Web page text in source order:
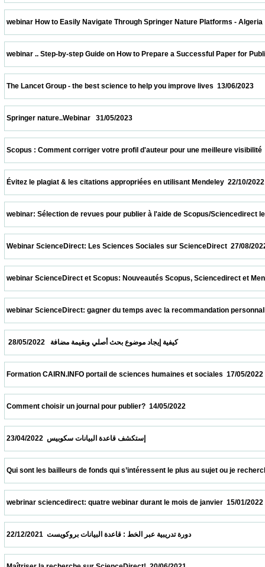
webinar How to Easily Navigate Through Springer Nature
webinar .. Step-by-step Guide on How to Prepare a Successful
The Lancet Group - the best science to help you improve lives
Springer nature..Webinar   31/05/2023
Scopus : Comment corriger votre profil d'auteur pour une
Évitez le plagiat & les citations appropriées en utilisant
webinar: Sélection de revues pour publier à l'aide de Scopus/
Webinar ScienceDirect: Les Sciences Sociales sur
webinar ScienceDirect et Scopus: Nouveautés Scopus,
webinar ScienceDirect: gagner du temps avec la recommandation
كيفية إيجاد موضوع بحث أصلي وبقيمة مضافة   28/05/2022
Formation CAIRN.INFO portail de sciences humaines et
Comment choisir un journal pour publier?  14/05/2022
Qui sont les bailleurs de fonds qui s’intéressent le plus au sujet
webrinar sciencedirect: quatre webinar durant le mois de janvier
دورة تدريبية عبر الخط : قاعدة البيانات بروكويست  22/12/2021